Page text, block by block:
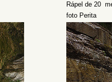
Rápel de 20
foto Perita